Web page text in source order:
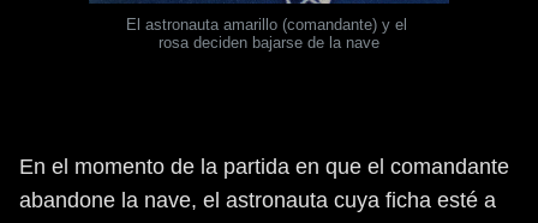
El astronauta amarillo (comandante) y el
rosa deciden bajarse de la nave
En el momento de la partida en que el comandante
abandone la nave, el astronauta cuya ficha esté a